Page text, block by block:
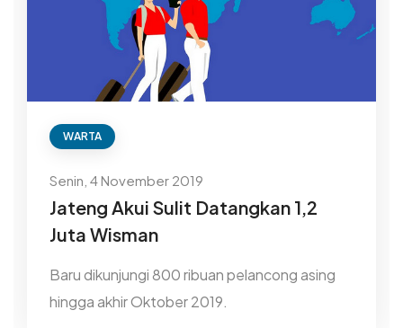
WARTA
Senin, 4 November 2019
Jateng Akui Sulit Datangkan 1,2
Juta Wisman
Baru dikunjungi 800 ribuan pelancong asing
hingga akhir Oktober 2019.